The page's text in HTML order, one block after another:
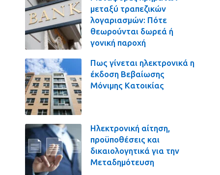
μεταξύ τραπεζικών
λογαριασμών: Πότε
θεωρούνται δωρεά ή
γονική παροχή
Πως γίνεται ηλεκτρονικά η
έκδοση Βεβαίωσης
Μόνιμης Κατοικίας
Ηλεκτρονική αίτηση,
προϋποθέσεις και
δικαιολογητικά για την
Μεταδημότευση